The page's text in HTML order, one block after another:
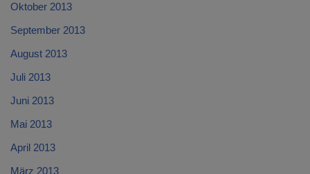
Oktober 2013
September 2013
August 2013
Juli 2013
Juni 2013
Mai 2013
April 2013
März 2013